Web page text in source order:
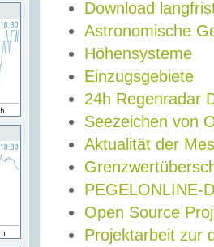
Download
Astronomische
Höhensysteme
Einzugsgebiete
24h Regenradar
Seezeichen von
Aktualität der
PEGELONLINE-
Open Source
Projektarbeit zur